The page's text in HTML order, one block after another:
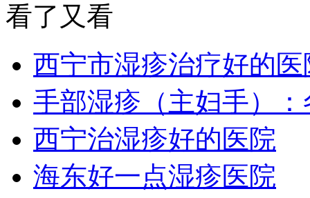
看了又看
西宁市湿疹治疗好的医
手部湿疹（主妇手）
西宁治湿疹好的医院
海东好一点湿疹医院